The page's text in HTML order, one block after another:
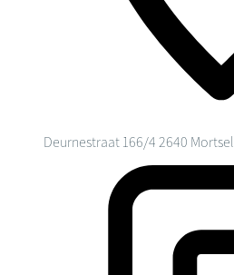
Deurnestraat 166/4 2640 Mortsel